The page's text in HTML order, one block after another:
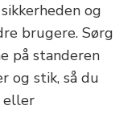
og
brugere. Sørg
på standeren
og stik, så du
eller